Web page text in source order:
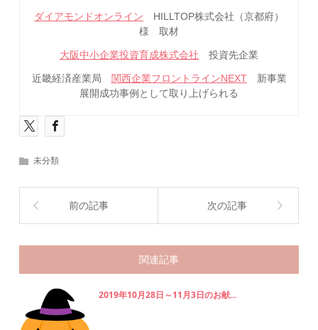
ダイアモンドオンライン HILLTOP株式会社（京都府）
様 取材
大阪中小企業投資育成株式会社 投資先企業
近畿経済産業局 関西企業フロントラインNEXT新事業
展開成功事例として取り上げられる
未分類
前の記事 次の記事
関連記事
2019年10月28日～11月3日のお献...